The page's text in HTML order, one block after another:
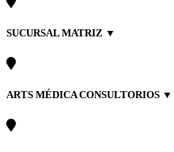
SUCURSAL MATRIZ ▼
ARTS MÉDICA CONSULTORIOS ▼